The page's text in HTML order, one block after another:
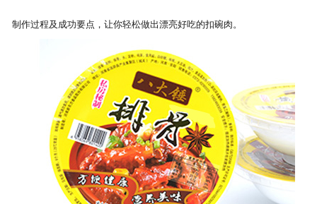
制作过程及成功要点，让你轻松做出漂亮好吃的扣碗肉。